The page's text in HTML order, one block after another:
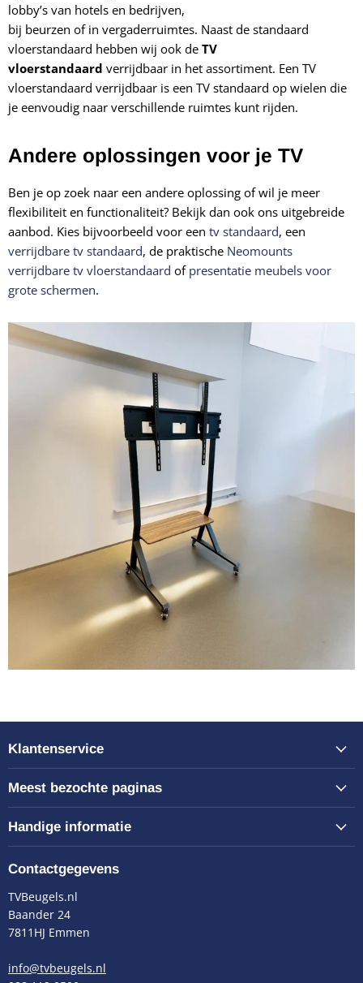
lobby’s van hotels en bedrijven,
bij beurzen of in vergaderruimtes. Naast de standaard
vloerstandaard hebben wij ook de TV
vloerstandaard verrijdbaar in het assortiment. Een TV
vloerstandaard verrijdbaar is een TV standaard op wielen die
je eenvoudig naar verschillende ruimtes kunt rijden.
Andere oplossingen voor je TV
Ben je op zoek naar een andere oplossing of wil je meer
flexibiliteit en functionaliteit? Bekijk dan ook ons uitgebreide
aanbod. Kies bijvoorbeeld voor een tv standaard, een
verrijdbare tv standaard, de praktische Neomounts
verrijdbare tv vloerstandaard of presentatie meubels voor
grote schermen.
Klantenservice
Meest bezochte paginas
Handige informatie
Contactgegevens
TVBeugels.nl
Baander 24
7811HJ Emmen
info@tvbeugels.nl